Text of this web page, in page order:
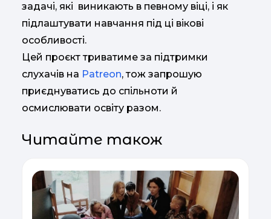
задачі, які виникають в певному віці, і як
підлаштувати навчання під ці вікові
особливості.
Цей проєкт триватиме за підтримки
слухачів на Patreon, тож запрошую
приєднуватись до спільноти й
осмислювати освіту разом.
Читайте також